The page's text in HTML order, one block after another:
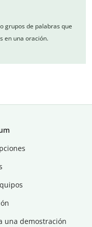
grupos de palabras que
en una oración.
una demostración